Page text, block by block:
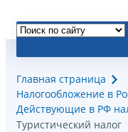
Главная страница
Налогообложение в
Действующие в РФ
Туристический налог